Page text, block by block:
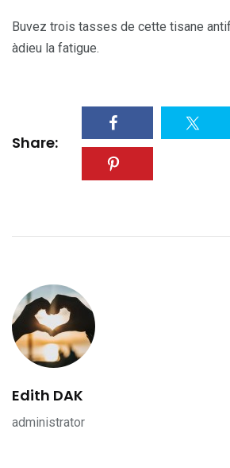
Buvez trois tasses de cette tisane
àdieu la fatigue.
Share:
Edith DAK
administrator